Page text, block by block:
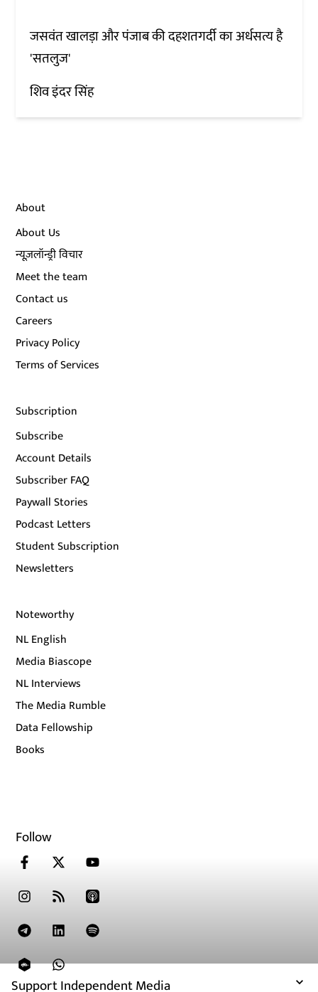
Support Independent Media
जसवंत खालड़ा और पंजाब की दहशतगर्दी का अर्धसत्य है
'सतलुज'
शिव इंदर सिंह
About
About Us
न्यूज़लॉन्ड्री विचार
Meet the team
Contact us
Careers
Privacy Policy
Terms of Services
Subscription
Subscribe
Account Details
Subscriber FAQ
Paywall Stories
Podcast Letters
Student Subscription
Newsletters
Noteworthy
NL English
Media Biascope
NL Interviews
The Media Rumble
Data Fellowship
Books
Follow